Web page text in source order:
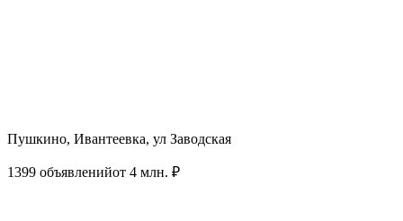
Пушкино, Ивантеевка, ул Заводская
1399 объявленийот 4 млн. ₽